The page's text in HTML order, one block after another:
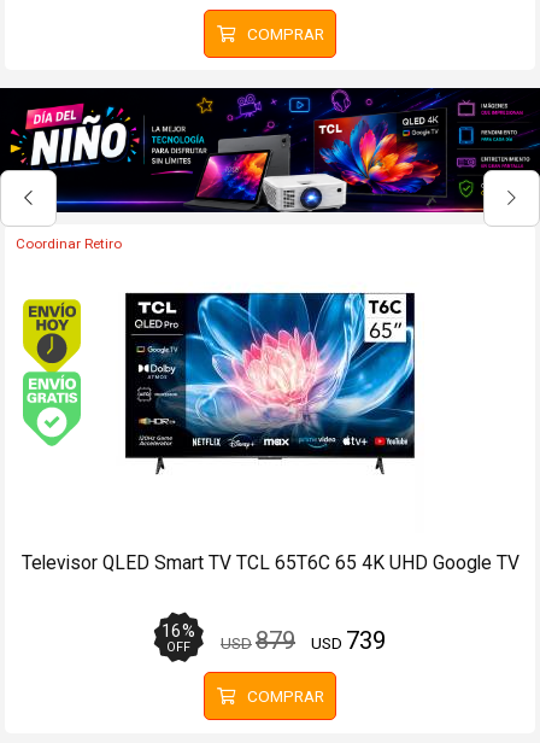
COMPRAR
Coordinar Retiro
Envío hoy. Comprando antes de 13Hs.
Envío gratis (Ver Envíos y Pagos)
Televisor LED Smart TV RCA R32GL100 32 HD Google TV -
USD 199
COMPRAR